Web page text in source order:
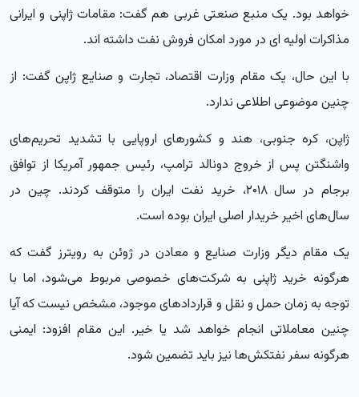
خواهد بود. یک منبع صنعتی غربی هم گفت: مقامات ژاپنی و ایرانی
مذاکرات اولیه ای در مورد امکان فروش نفت داشته اند.
با این حال، یک مقام وزارت اقتصاد، تجارت و صنایع ژاپن گفت: از
چنین موضوعی اطلاعی ندارد.
ژاپن، کره جنوبی، هند و کشورهای اروپایی با تشدید تحریم‌های
واشنگتن پس از خروج دونالد ترامپ، رئیس جمهور آمریکا از توافق
برجام در سال ۲۰۱۸، خرید نفت ایران را متوقف کردند. چین در
سال‌های اخیر خریدار اصلی ایران بوده است.
یک مقام دیگر وزارت صنایع و معادن در ژوئن به رویترز گفت که
هرگونه خرید ژاپنی به شرکت‌های خصوصی مربوط می‌شود، اما با
توجه به زمان حمل و نقل و قراردادهای موجود، مشخص نیست که آیا
چنین معاملاتی انجام خواهد شد یا خیر. این مقام افزود: ایمنی
هرگونه سفر نفتکش‌ها نیز باید تضمین شود.